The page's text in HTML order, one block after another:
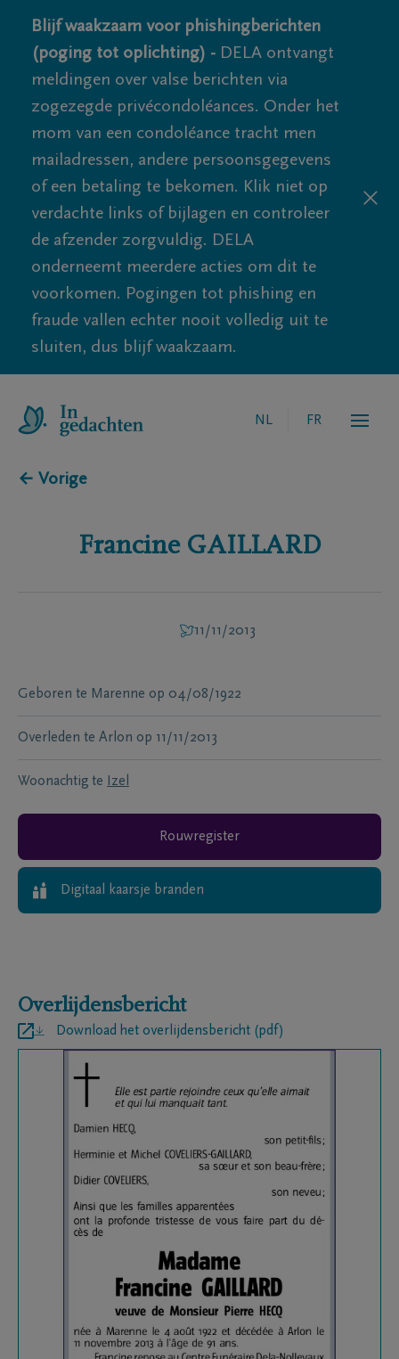
Blijf waakzaam voor phishingberichten
(poging tot oplichting) - DELA ontvangt
meldingen over valse berichten via
zogezegde privécondoléances. Onder het
mom van een condoléance tracht men
mailadressen, andere persoonsgegevens
of een betaling te bekomen. Klik niet op
verdachte links of bijlagen en controleer
de afzender zorgvuldig. DELA
onderneemt meerdere acties om dit te
voorkomen. Pogingen tot phishing en
fraude vallen echter nooit volledig uit te
sluiten, dus blijf waakzaam.
NL FR
← Vorige
Francine GAILLARD
11/11/2013
Geboren te Marenne op 04/08/1922
Overleden te Arlon op 11/11/2013
Woonachtig te Izel
Rouwregister
Digitaal kaarsje branden
Overlijdensbericht
Download het overlijdensbericht (pdf)